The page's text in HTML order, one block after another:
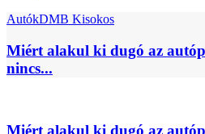
AutókDMB Kisokos
Miért alakul ki dugó az
nincs...
Miért alakul ki dugó az